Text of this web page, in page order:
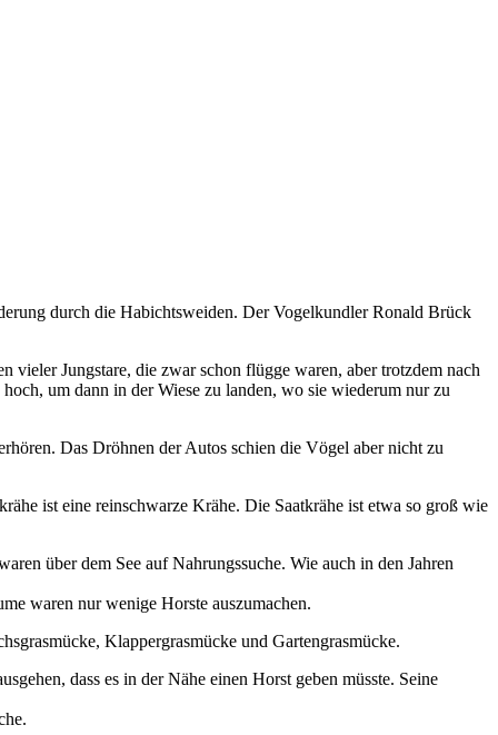
durch die Habichtsweiden. Der Vogelkundler Ronald Brück
Jungstare, die zwar schon flügge waren, aber trotzdem nach
um dann in der Wiese zu landen, wo sie wiederum nur zu
Das Dröhnen der Autos schien die Vögel aber nicht zu
ist eine reinschwarze Krähe. Die Saatkrähe ist etwa so groß wie
über dem See auf Nahrungssuche. Wie auch in den Jahren
waren nur wenige Horste auszumachen.
Klappergrasmücke und Gartengrasmücke.
dass es in der Nähe einen Horst geben müsste. Seine